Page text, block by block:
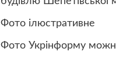
Фото ілюстративне
Фото Укрінформу